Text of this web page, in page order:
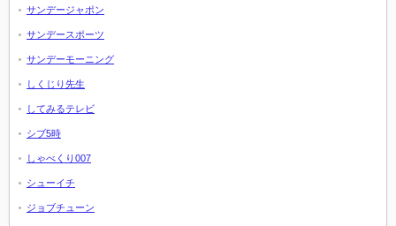
サンデージャポン
サンデースポーツ
サンデーモーニング
しくじり先生
してみるテレビ
シブ5時
しゃべくり007
シューイチ
ジョブチューン